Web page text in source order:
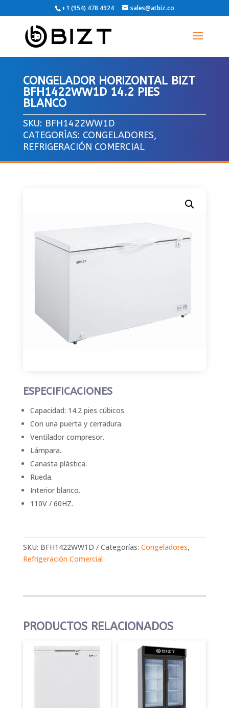
+1 (954) 478 4924 sales@atbiz.co
CONGELADOR HORIZONTAL BIZT
BFH1422WW1D 14.2 PIES
BLANCO
SKU: BFH1422WW1D
CATEGORÍAS: CONGELADORES,
REFRIGERACIÓN COMERCIAL
ESPECIFICACIONES
Capacidad: 14.2 pies cúbicos.
Con una puerta y cerradura.
Ventilador compresor.
Lámpara.
Canasta plástica.
Rueda.
Interior blanco.
110V / 60HZ.
SKU: BFH1422WW1D Categorías: Congeladores,
Refrigeración Comercial
PRODUCTOS RELACIONADOS